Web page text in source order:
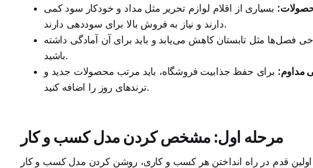
بسیاری از اقلام لوازم تحریر مثل مداد و خودکار سود کمی
دارند و نیاز به فروش بالا برای سوددهی دارند.
فصل‌ها مثل تابستان کاهش می‌یابد و باید برای آن آمادگی داشته
باشید.
مداوم: برای حفظ جذابیت فروشگاه، باید مرتب محصولات جدید و
ترندهای روز را اضافه کنید.
مرحله اول: مشخص کردن مدل کسب و کار
اولین قدم در راه انداختن هر کسب و کاری، روشن کردن مدل کسب و کار (Business Model) است. پس